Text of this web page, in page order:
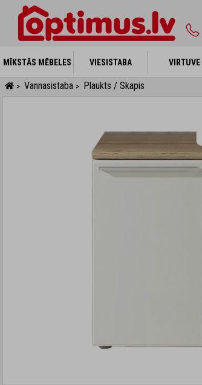
MĪKSTĀS MĒBELES VIESISTABA VIRTUVE
MĪKSTĀS MĒBELES VIESISTABA VIRTUVE
> Vannasistaba > Plaukts / Skapis